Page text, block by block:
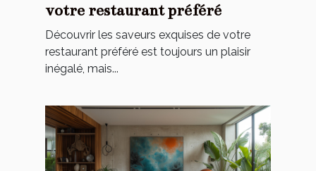
votre restaurant préféré
Découvrir les saveurs exquises de votre
restaurant préféré est toujours un plaisir
inégalé, mais...